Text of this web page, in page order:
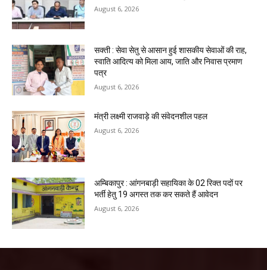
August 6, 2026
सक्ती : सेवा सेतु से आसान हुई शासकीय सेवाओं की राह,
स्वाति आदित्य को मिला आय, जाति और निवास प्रमाण
पत्र
August 6, 2026
मंत्री लक्ष्मी राजवाड़े की संवेदनशील पहल
August 6, 2026
अम्बिकापुर : आंगनबाड़ी सहायिका के 02 रिक्त पदों पर
भर्ती हेतु 19 अगस्त तक कर सकते हैं आवेदन
August 6, 2026